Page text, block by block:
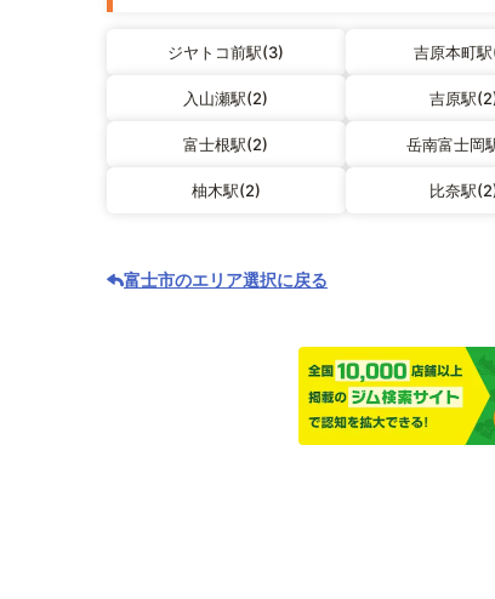
ジヤトコ前駅(3) 吉原本町
入山瀬駅(2) 吉原駅
富士根駅(2) 岳南富士岡
柚木駅(2) 比奈駅
富士市のエリア選択に戻る